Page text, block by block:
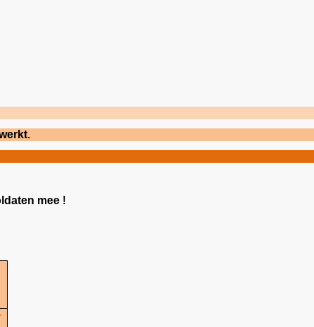
mee !